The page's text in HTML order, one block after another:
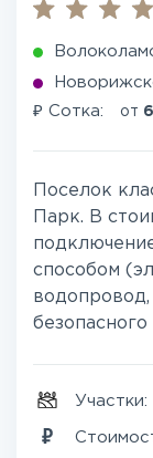
₽ Сотка: от
Поселок
Парк. В
способом
водопровод,
Участки: